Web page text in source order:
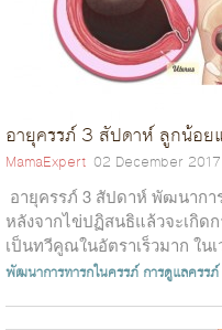
อายุครรภ์ 3 สัปดาห์ ลูกน้อย
MamaExpert 02 December 2017
อายุครรภ์ 3 สัปดาห์ พัฒนากา
หลังจากไข่ปฏิสนธิแล้วจะเกิด
เป็นทวีคูณในอัตราเร็วมาก ในเ
แป...
พัฒนาการทารกในครรภ์ การดูแลครรภ์